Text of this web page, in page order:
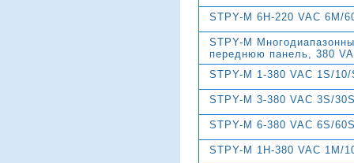
STPY-M 6H-220 VAC 6M/
STPY-M
переднюю панель, 380
STPY-M 1-380 VAC 1S/
STPY-M 3-380 VAC 3S/
STPY-M 6-380 VAC 6S/
STPY-M 1H-380 VAC 1M/